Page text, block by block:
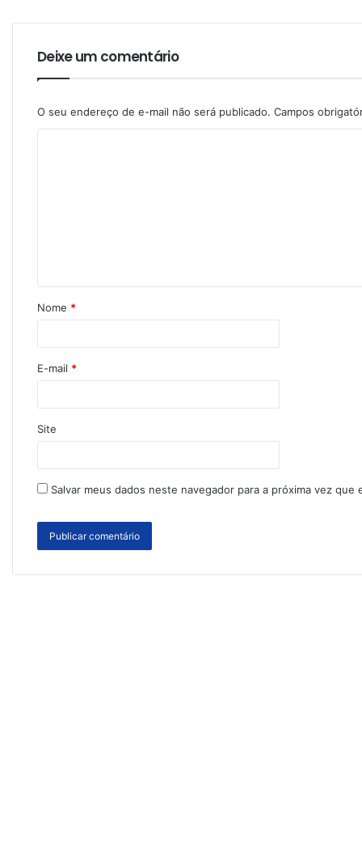
Deixe um comentário
O seu endereço de e-mail não será publicado. Campos
Nome *
E-mail *
Site
Salvar meus dados neste navegador para a próxima vez que